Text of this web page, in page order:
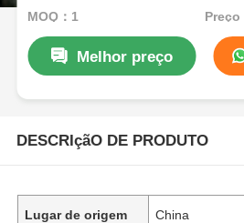
distribuidores e
MOQ：1 Preço
Melhor preço
DESCRIçãO DE PRODUTO
Lugar de origem China